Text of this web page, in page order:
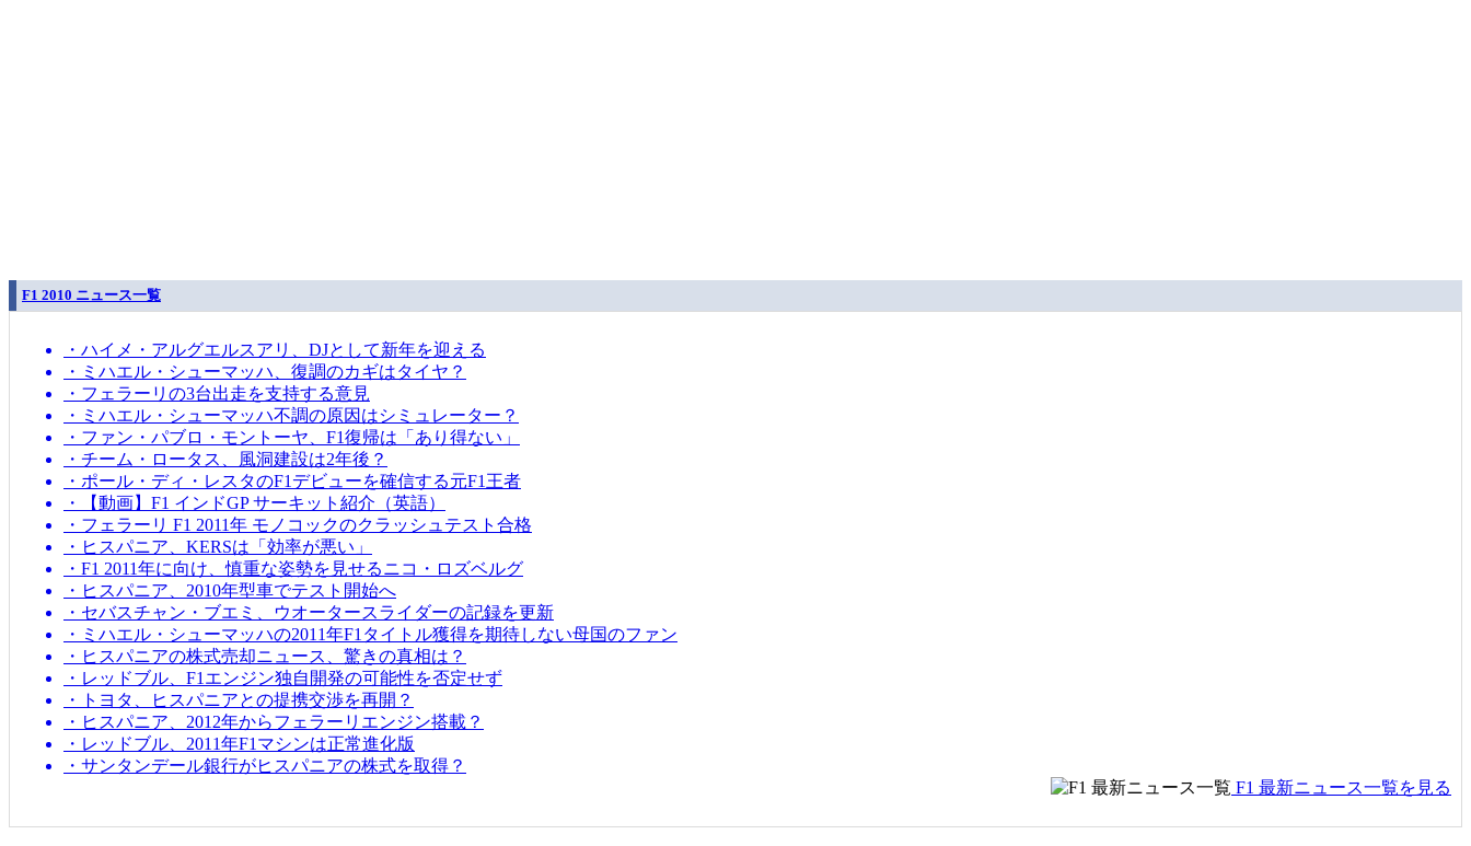
F1 2010 ニュース一覧
・ハイメ・アルグエルスアリ、DJとして新年を迎える
・ミハエル・シューマッハ、復調のカギはタイヤ？
・フェラーリの3台出走を支持する意見
・ミハエル・シューマッハ不調の原因はシミュレーター？
・ファン・パブロ・モントーヤ、F1復帰は「あり得ない」
・チーム・ロータス、風洞建設は2年後？
・ポール・ディ・レスタのF1デビューを確信する元F1王者
・【動画】F1 インドGP サーキット紹介（英語）
・フェラーリ F1 2011年 モノコックのクラッシュテスト合格
・ヒスパニア、KERSは「効率が悪い」
・F1 2011年に向け、慎重な姿勢を見せるニコ・ロズベルグ
・ヒスパニア、2010年型車でテスト開始へ
・セバスチャン・ブエミ、ウオータースライダーの記録を更新
・ミハエル・シューマッハの2011年F1タイトル獲得を期待しない母国のファン
・ヒスパニアの株式売却ニュース、驚きの真相は？
・レッドブル、F1エンジン独自開発の可能性を否定せず
・トヨタ、ヒスパニアとの提携交渉を再開？
・ヒスパニア、2012年からフェラーリエンジン搭載？
・レッドブル、2011年F1マシンは正常進化版
・サンタンデール銀行がヒスパニアの株式を取得？
F1 最新ニュース一覧を見る